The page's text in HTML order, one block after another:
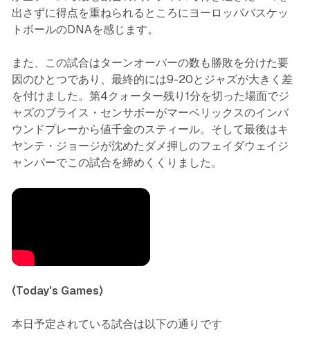
出さずに得点を重ねられるところにヨーロッパバスケッ
トボールのDNAを感じます。
また、この試合はターンオーバーの数も勝敗を分けた要
因のひとつであり、最終的には9-20とジャズが大きく差
を付けました。第4クォーター残り1分を切った場面でジ
ャズのブライス・センサボーがマーベリックスのインバ
ウンドプレーから値千金のスティール。そして最後はキ
ヤンテ・ジョージが沈めたダメ押しのフェイダウェイジ
ャンパーでこの試合を締めくくりました。
〈Today's Games〉
本日予定されている試合は以下の通りです